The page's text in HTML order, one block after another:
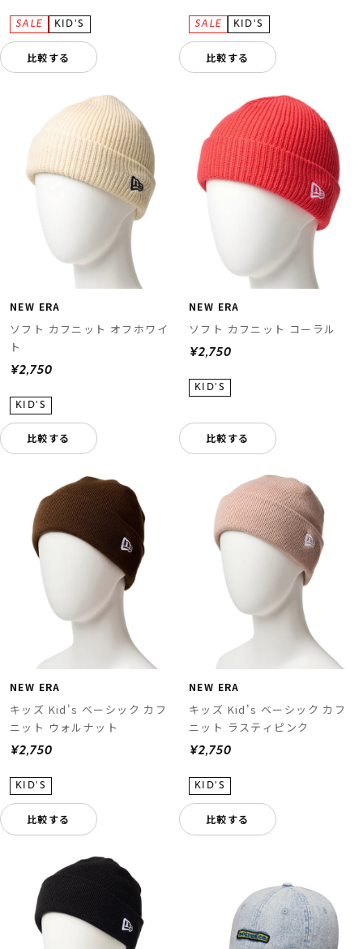
比較する 比較する
NEW ERA
ソフト カフニット オフホワイ
ト
¥2,750
比較する
NEW ERA
ソフト カフニット コーラル
¥2,750
比較する
NEW ERA
キッズ Kid's ベーシック カフ
ニット ウォルナット
¥2,750
比較する
NEW ERA
キッズ Kid's ベーシック カフ
ニット ラスティピンク
¥2,750
比較する